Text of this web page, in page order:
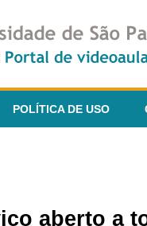
POLÍTICA DE USO
aberto a